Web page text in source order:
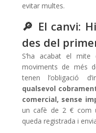
evitar multes.
🔎 El canvi:
des del
S’ha acabat el
moviments de més
tenen l’obligació
qualsevol
comercial, sense
un cafè de 2 € com
queda registrada i